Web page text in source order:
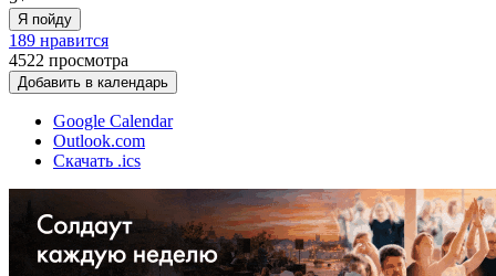
Я пойду
189 нравится
4522 просмотра
Добавить в календарь
Google Calendar
Outlook.com
Скачать .ics